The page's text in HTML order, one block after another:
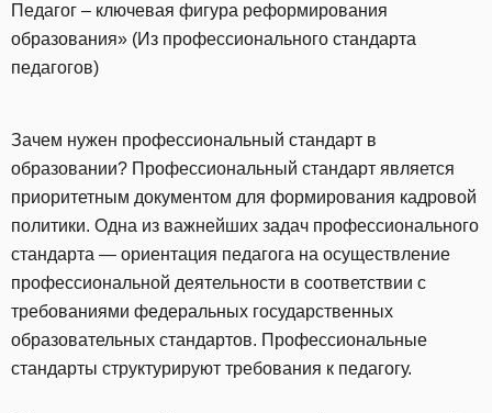
Педагог – ключевая фигура реформирования
образования» (Из профессионального стандарта
педагогов)
Зачем нужен профессиональный стандарт в
образовании? Профессиональный стандарт является
приоритетным документом для формирования кадровой
политики. Одна из важнейших задач профессионального
стандарта — ориентация педагога на осуществление
профессиональной деятельности в соответствии с
требованиями федеральных государственных
образовательных стандартов. Профессиональные
стандарты структурируют требования к педагогу.